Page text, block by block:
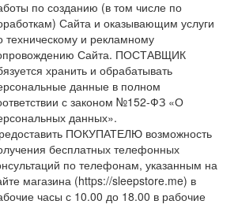
по созданию (в том числе по
Сайта и оказывающим услуги
техническому и рекламному
Сайта. ПОСТАВЩИК
хранить и обрабатывать
данные в полном
с законом №152-ФЗ «О
данных».
ПОКУПАТЕЛЮ возможность
бесплатных телефонных
по телефонам, указанным на
магазина (https://sleepstore.me) в
часы с 10.00 до 18.00 в рабочие